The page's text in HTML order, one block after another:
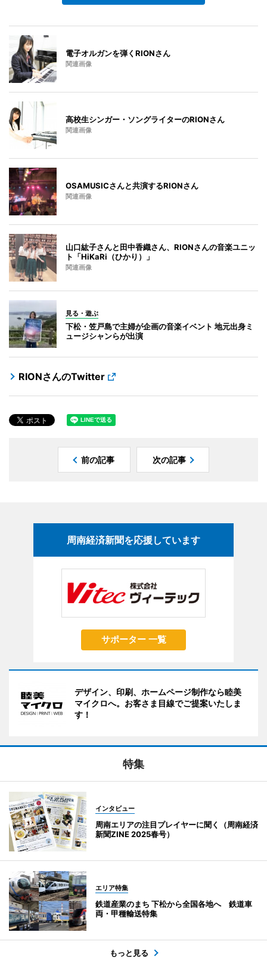
電子オルガンを弾くRIONさん
関連画像
高校生シンガー・ソングライターのRIONさん
関連画像
OSAMUSICさんと共演するRIONさん
関連画像
山口紘子さんと田中香織さん、RIONさんの音楽ユニッ
ト「HiKaRi（ひかり）」
関連画像
見る・遊ぶ
下松・笠戸島で主婦が企画の音楽イベント 地元出身ミ
ュージシャンらが出演
RIONさんのTwitter
前の記事 次の記事
周南経済新聞を応援しています
サポーター 一覧
デザイン、印刷、ホームページ制作なら睦美
マイクロへ。お客さま目線でご提案いたしま
す！
特集
インタビュー
周南エリアの注目プレイヤーに聞く（周南経済
新聞ZINE 2025春号）
エリア特集
鉄道産業のまち 下松から全国各地へ 鉄道車
両・甲種輸送特集
もっと見る